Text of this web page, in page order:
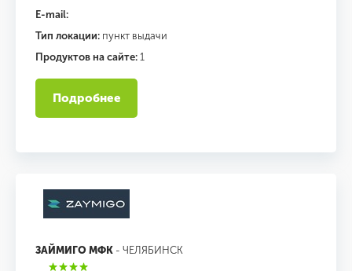
E-mail:
Тип локации: пункт выдачи
Продуктов на сайте: 1
Подробнее
ЗАЙМИГО МФК - ЧЕЛЯБИНСК